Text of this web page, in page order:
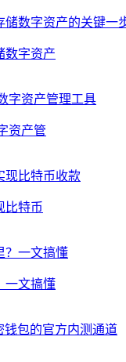
数字资产
资产管
比特币
一文搞懂